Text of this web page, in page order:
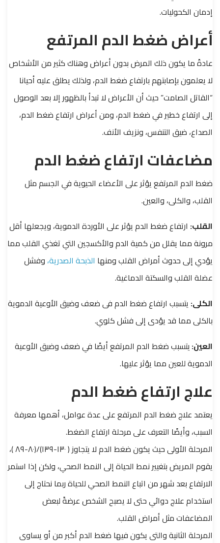
إدمان الكحوليات.
أعراض ضغط الدم المرتفع
عادةً ما يكون ذلك المرض بدون أعراض وهناك كثير من الأشخاص
لا يعلمون بإصابتهم بارتفاع ضغط الدم، ولذلك يطلق عليه أحيانا
“القاتل الصامت” حيث أن الأعراض لا تبدأ بالظهور إلا بعد الوصول
إلى ارتفاع خطير في ضغط الدم، ومن أعراض ارتفاع ضغط الدم،
الصداع، ضيق التنفس، ونزيف الأنف.
مضاعفات ارتفاع ضغط الدم
ضغط الدم المرتفع يؤثر على الأعضاء الحيوية في الجسم مثل
القلب، والكلى، والعين.
القلب: ارتفاع ضغط الدم يؤثر على الأوردة الدموية، ويجعلها أقل
مرونة مما يقلل من كمية الدم والأكسجين التي تغذي القلب مما
يؤدي إلى حدوث أمراض القلب ومنها الذبحة الصدرية، وفشل
عضلة القلب والسكتة الدماغية.
الكلى: يتسبب ارتفاع ضغط الدم فى ضعف وضيق الأوعية الدموية
بالكلى مما قد يؤدى إلى فشل كلوي.
العين: يتسبب ضغط الدم المرتفع أيضًا في ضعف وضيق الأوعية
الدموية للعين مما يؤثر عليها.
علاج ارتفاع ضغط الدم
يعتمد علاج ضغط الدم المرتفع على عدة عوامل، أهمها معرفة
السبب، وأيضًا التعرف على مرحلة ارتفاع الضغط.
المرحلة الأولى حيث يكون ضغط الدم لا يتجاوز ( ١٣٠-١٣٩)/(٨٠-٨٩ )،
يقوم المريض بتغيير نمط الحياة إلى النمط الصحي، ولكن إذا استمر
الارتفاع بعد شهر من اتباع النمط الصحي للحياة ربما نحتاج إلى
استخدام علاج دوائي حتى لا يصبح الشخص عرضةً لبعض
المضاعفات مثل أمراض القلب.
المرحلة الثانية والتى يكون فيها ضغط الدم أكبر من أو يساوى